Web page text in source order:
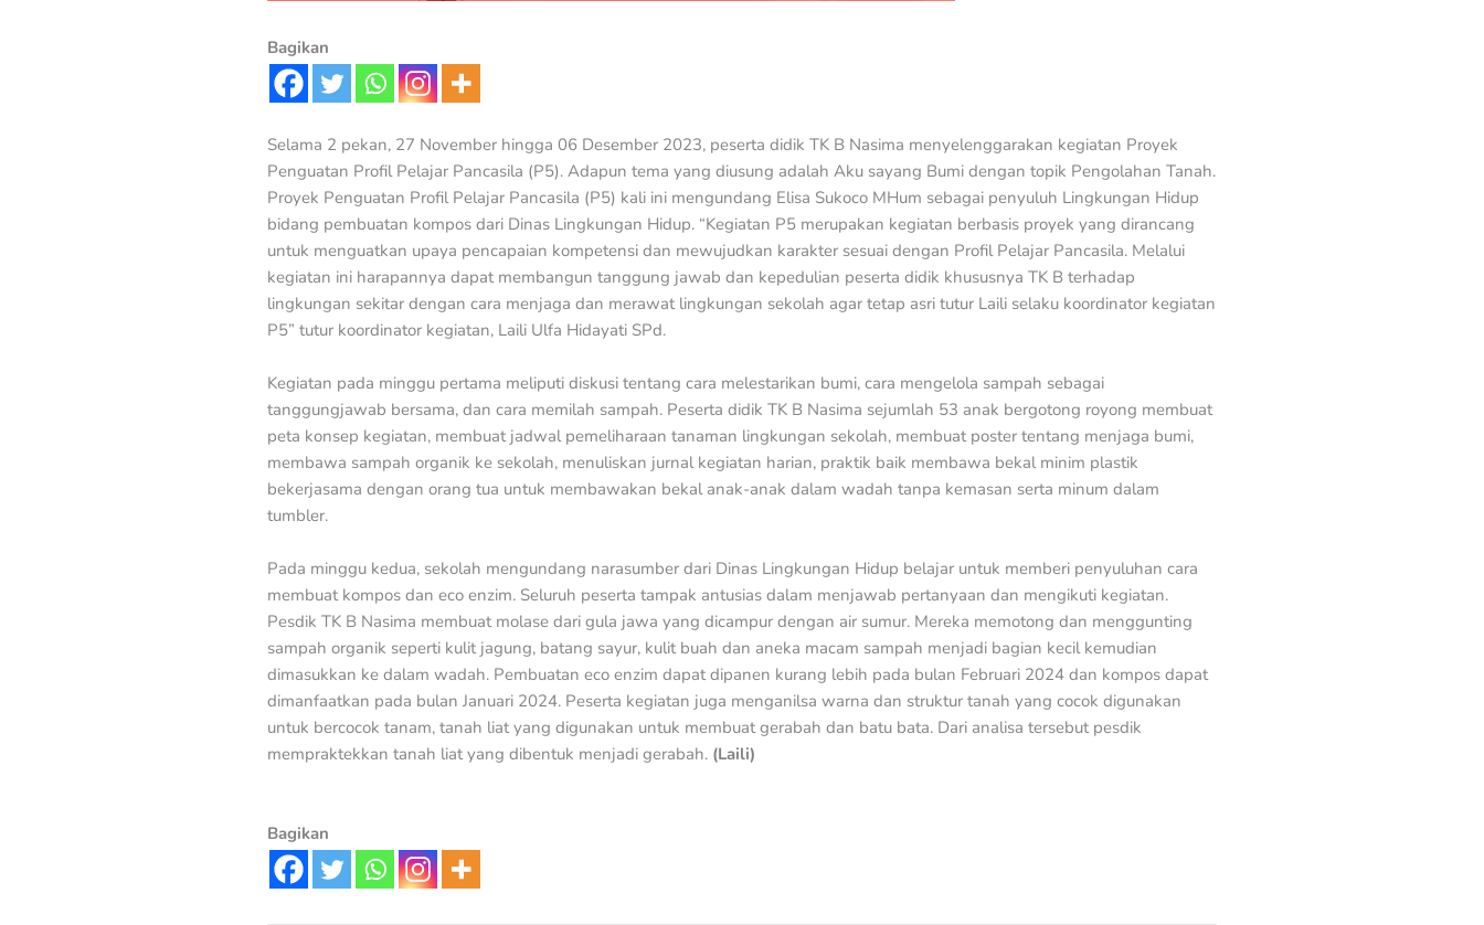
Bagikan
Selama 2 pekan, 27 November hingga 06 Desember 2023, peserta didik TK B Nasima menyelenggarakan kegiatan Proyek
Penguatan Profil Pelajar Pancasila (P5). Adapun tema yang diusung adalah Aku sayang Bumi dengan topik Pengolahan Tanah.
Proyek Penguatan Profil Pelajar Pancasila (P5) kali ini mengundang Elisa Sukoco MHum sebagai penyuluh Lingkungan Hidup
bidang pembuatan kompos dari Dinas Lingkungan Hidup. “Kegiatan P5 merupakan kegiatan berbasis proyek yang dirancang
untuk menguatkan upaya pencapaian kompetensi dan mewujudkan karakter sesuai dengan Profil Pelajar Pancasila. Melalui
kegiatan ini harapannya dapat membangun tanggung jawab dan kepedulian peserta didik khususnya TK B terhadap
lingkungan sekitar dengan cara menjaga dan merawat lingkungan sekolah agar tetap asri tutur Laili selaku koordinator kegiatan
P5” tutur koordinator kegiatan, Laili Ulfa Hidayati SPd.
Kegiatan pada minggu pertama meliputi diskusi tentang cara melestarikan bumi, cara mengelola sampah sebagai
tanggungjawab bersama, dan cara memilah sampah. Peserta didik TK B Nasima sejumlah 53 anak bergotong royong membuat
peta konsep kegiatan, membuat jadwal pemeliharaan tanaman lingkungan sekolah, membuat poster tentang menjaga bumi,
membawa sampah organik ke sekolah, menuliskan jurnal kegiatan harian, praktik baik membawa bekal minim plastik
bekerjasama dengan orang tua untuk membawakan bekal anak-anak dalam wadah tanpa kemasan serta minum dalam
tumbler.
Pada minggu kedua, sekolah mengundang narasumber dari Dinas Lingkungan Hidup belajar untuk memberi penyuluhan cara
membuat kompos dan eco enzim. Seluruh peserta tampak antusias dalam menjawab pertanyaan dan mengikuti kegiatan.
Pesdik TK B Nasima membuat molase dari gula jawa yang dicampur dengan air sumur. Mereka memotong dan menggunting
sampah organik seperti kulit jagung, batang sayur, kulit buah dan aneka macam sampah menjadi bagian kecil kemudian
dimasukkan ke dalam wadah. Pembuatan eco enzim dapat dipanen kurang lebih pada bulan Februari 2024 dan kompos dapat
dimanfaatkan pada bulan Januari 2024. Peserta kegiatan juga menganilsa warna dan struktur tanah yang cocok digunakan
untuk bercocok tanam, tanah liat yang digunakan untuk membuat gerabah dan batu bata. Dari analisa tersebut pesdik
mempraktekkan tanah liat yang dibentuk menjadi gerabah. (Laili)
Bagikan